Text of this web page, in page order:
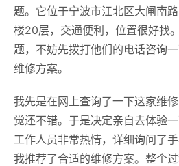
题。它位于宁波市江北区大闸南
楼20层，交通便利，位置很好找
题，不妨先拨打他们的电话咨询
维修方案。
我先是在网上查询了一下这家维
觉还不错。于是决定亲自去体验
工作人员非常热情，详细询问了
我推荐了合适的维修方案。整个